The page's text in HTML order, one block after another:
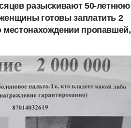
разыскивают 50-летнюю
готовы заплатить 2
местонахождении пропавшей,